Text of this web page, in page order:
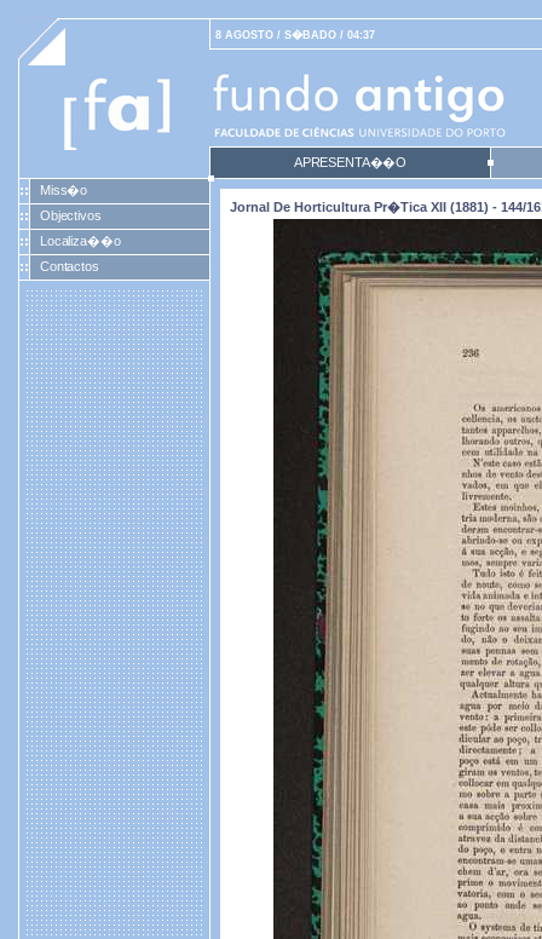
8 AGOSTO / S�BADO / 04:37
APRESENTA��O
Miss�o
Objectivos
Localiza��o
Contactos
Jornal De Horticultura Pr�tica XII (1881) - 144/